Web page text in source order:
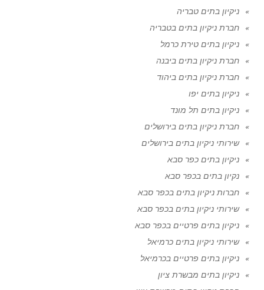
ניקיון בתים טבריה
חברת ניקיון בתים בטבריה
ניקיון בתים טירת כרמל
חברת ניקיון בתים ביבנה
חברת ניקיון בתים ביהוד
ניקיון בתים יפו
ניקיון בתים תל מונד
חברת ניקיון בתים בירושלים
שירותי ניקיון בתים בירושלים
ניקיון בתים כפר סבא
נקיון בתים בכפר סבא
חברות ניקיון בתים בכפר סבא
שירותי ניקיון בתים בכפר סבא
ניקיון בתים פרטיים בכפר סבא
שירותי ניקיון בתים כרמיאל
ניקיון בתים פרטיים בכרמיאל
ניקיון בתים מבשרת ציון